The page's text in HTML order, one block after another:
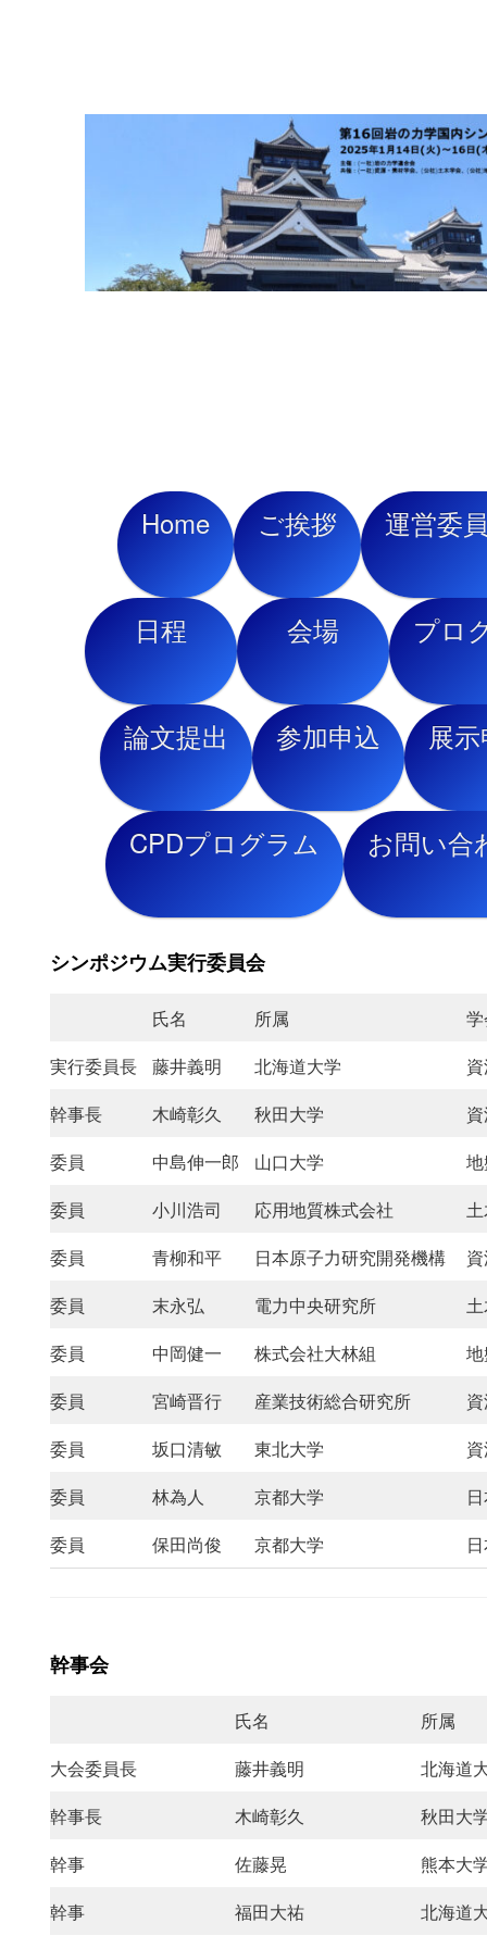
Home ご挨拶 運営委
日程 会場 プロ
論文提出 参加申込 展
CPDプログラム お問い合
シンポジウム実行委員会
氏名 所属
実行委員長
藤井義明 北海道大学
幹事長
木崎彰久 秋田大学
委員
中島伸一郎 山口大学
委員
小川浩司 応用地質株式会社
委員
青柳和平 日本原子力研究開発機構
委員
末永弘 電力中央研究所
委員
中岡健一 株式会社大林組
委員
宮崎晋行 産業技術総合研究所
委員
坂口清敏 東北大学
委員
林為人 京都大学
委員
保田尚俊 京都大学
幹事会
氏名
所属
大会委員長
藤井義明
北海道
幹事長
木崎彰久
秋田大
幹事
佐藤晃
熊本大
幹事
福田大祐
北海道